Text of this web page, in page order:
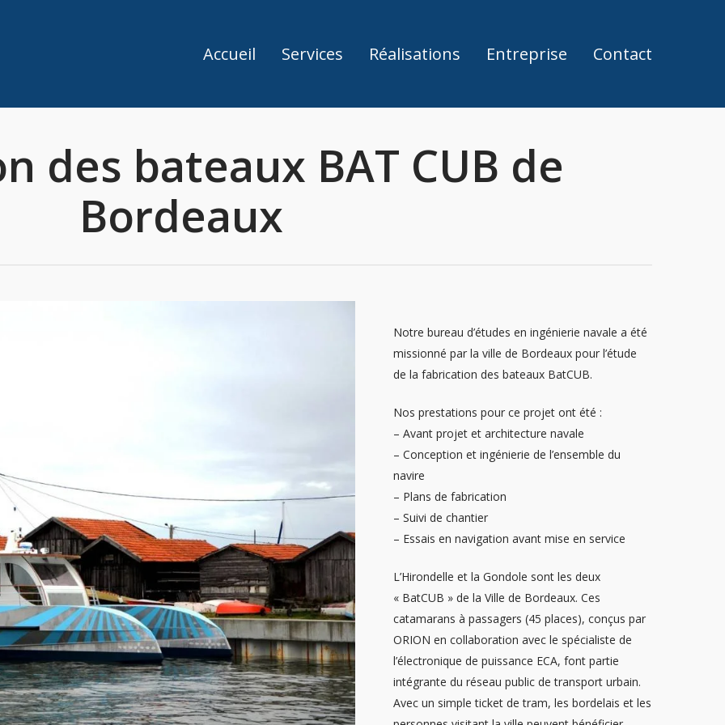
Accueil Services Réalisations Entreprise Contact
des bateaux BAT CUB de
Bordeaux
Notre bureau d’études en ingénierie navale a été
missionné par la ville de Bordeaux pour l’étude
de la fabrication des bateaux BatCUB.
Nos prestations pour ce projet ont été :
– Avant projet et architecture navale
– Conception et ingénierie de l’ensemble du
navire
– Plans de fabrication
– Suivi de chantier
– Essais en navigation avant mise en service
L’Hirondelle et la Gondole sont les deux
« BatCUB » de la Ville de Bordeaux. Ces
catamarans à passagers (45 places), conçus par
ORION en collaboration avec le spécialiste de
l’électronique de puissance ECA, font partie
intégrante du réseau public de transport urbain.
Avec un simple ticket de tram, les bordelais et les